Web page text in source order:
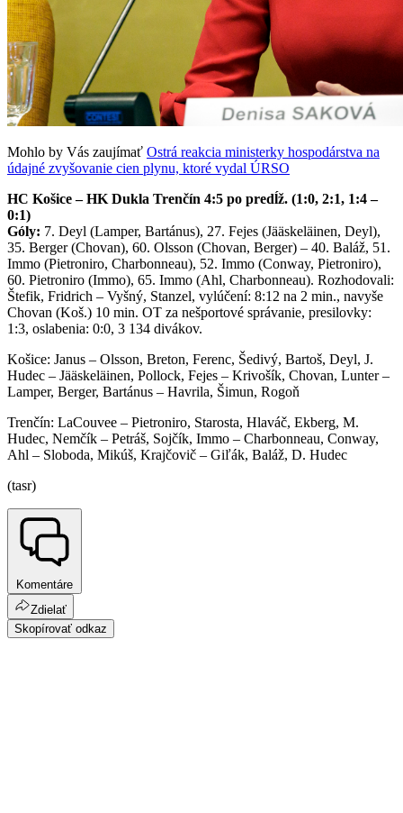
Mohlo by Vás zaujímať Ostrá reakcia ministerky hospodárstva na
údajné zvyšovanie cien plynu, ktoré vydal ÚRSO
HC Košice – HK Dukla Trenčín 4:5 po predĺž. (1:0, 2:1, 1:4 –
0:1)
Góly: 7. Deyl (Lamper, Bartánus), 27. Fejes (Jääskeläinen, Deyl),
35. Berger (Chovan), 60. Olsson (Chovan, Berger) – 40. Baláž, 51.
Immo (Pietroniro, Charbonneau), 52. Immo (Conway, Pietroniro),
60. Pietroniro (Immo), 65. Immo (Ahl, Charbonneau). Rozhodovali:
Štefik, Fridrich – Vyšný, Stanzel, vylúčení: 8:12 na 2 min., navyše
Chovan (Koš.) 10 min. OT za nešportové správanie, presilovky:
1:3, oslabenia: 0:0, 3 134 divákov.
Košice: Janus – Olsson, Breton, Ferenc, Šedivý, Bartoš, Deyl, J.
Hudec – Jääskeläinen, Pollock, Fejes – Krivošík, Chovan, Lunter –
Lamper, Berger, Bartánus – Havrila, Šimun, Rogoň
Trenčín: LaCouvee – Pietroniro, Starosta, Hlaváč, Ekberg, M.
Hudec, Nemčík – Petráš, Sojčík, Immo – Charbonneau, Conway,
Ahl – Sloboda, Mikúš, Krajčovič – Giľák, Baláž, D. Hudec
(tasr)
Komentáre
Zdielať
Skopírovať odkaz